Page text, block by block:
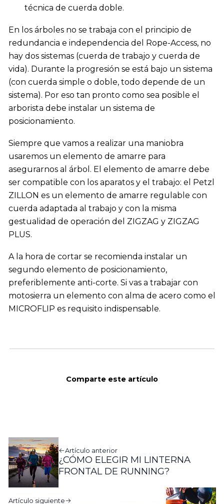
técnica de cuerda doble.
En los árboles no se trabaja con el principio de
redundancia e independencia del Rope-Access, no
hay dos sistemas (cuerda de trabajo y cuerda de
vida). Durante la progresión se está bajo un sistema
(con cuerda simple o doble, todo depende de un
sistema). Por eso tan pronto como sea posible el
arborista debe instalar un sistema de
posicionamiento.
Siempre que vamos a realizar una maniobra
usaremos un elemento de amarre para
asegurarnos al árbol. El elemento de amarre debe
ser compatible con los aparatos y el trabajo: el Petzl
ZILLON es un elemento de amarre regulable con
cuerda adaptada al trabajo y con la misma
gestualidad de operación del ZIGZAG y ZIGZAG
PLUS.
A la hora de cortar se recomienda instalar un
segundo elemento de posicionamiento,
preferiblemente anti-corte. Si vas a trabajar con
motosierra un elemento con alma de acero como el
MICROFLIP es requisito indispensable.
Comparte este artículo
Artículo anterior
¿CÓMO ELEGIR MI LINTERNA
FRONTAL DE RUNNING?
Artículo siguiente